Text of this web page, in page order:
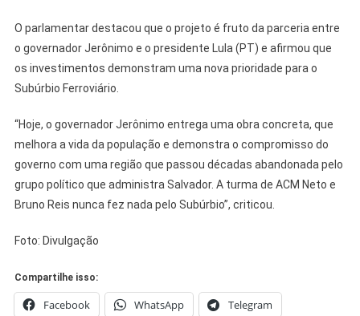
O parlamentar destacou que o projeto é fruto da parceria entre
o governador Jerônimo e o presidente Lula (PT) e afirmou que
os investimentos demonstram uma nova prioridade para o
Subúrbio Ferroviário.
“Hoje, o governador Jerônimo entrega uma obra concreta, que
melhora a vida da população e demonstra o compromisso do
governo com uma região que passou décadas abandonada pelo
grupo político que administra Salvador. A turma de ACM Neto e
Bruno Reis nunca fez nada pelo Subúrbio”, criticou.
Foto: Divulgação
Compartilhe isso:
Facebook WhatsApp Telegram